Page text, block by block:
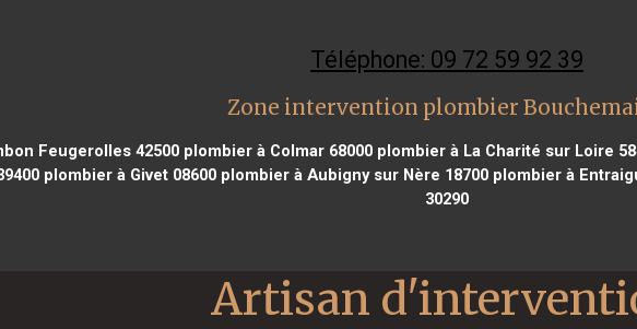
Téléphone: 09 72 59 92 39
Zone intervention plombier
Feugerolles 42500 plombier à Colmar 68000 plombier à La Charité sur Loire
plombier à Givet 08600 plombier à Aubigny sur Nère 18700 plombier à
30290
Artisan